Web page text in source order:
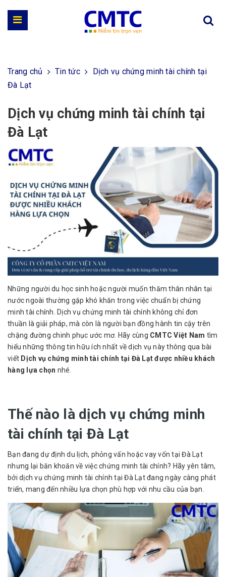
Trang chủ Tin tức
Dịch vụ chứng minh tài chính tại
Đà Lạt
Dịch vụ chứng minh tài chính tại
Đà Lạt
Những người du học sinh hoặc người muốn thăm thân nhân tại
nước ngoài thường gặp khó khăn trong việc chuẩn bị chứng
minh tài chính. Dịch vụ chứng minh tài chính không chỉ đơn
thuần là giải pháp, mà còn là người bạn đồng hành tin cậy trên
chặng đường chinh phục ước mơ. Hãy cùng CMTC Việt Nam tìm
hiểu những thông tin hữu ích nhất về dịch vụ này thông qua bài
viết Dịch vụ chứng minh tài chính tại Đà Lạt được nhiều khách
hàng lựa chọn nhé.
Thế nào là dịch vụ chứng minh
tài chính tại Đà Lạt
Bạn đang dự định du lịch, phỏng vấn hoặc vay vốn tại Đà Lạt
nhưng lại băn khoăn về việc chứng minh tài chính? Hãy yên tâm,
bởi dịch vụ chứng minh tài chính tại Đà Lạt đang ngày càng phát
triển, mang đến nhiều lựa chọn phù hợp với nhu cầu của bạn.